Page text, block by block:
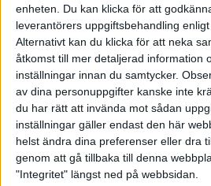
enheten. Du kan klicka för att
leverantörers uppgiftsbehandling
Alternativt kan du klicka för att neka
åtkomst till mer detaljerad information
inställningar innan du samtycker.
av dina personuppgifter kanske inte
du har rätt att invända mot sådan
inställningar gäller endast den här
helst ändra dina preferenser eller dra
genom att gå tillbaka till denna
"Integritet" längst ned på webbsidan.
I år fick Andervang kransen
27 jun 1998
Intresset ökar för Lidingöloppet
26 jun 1998
Värmemara
väntarvärldsmästaraspiranter
24 jun 1998